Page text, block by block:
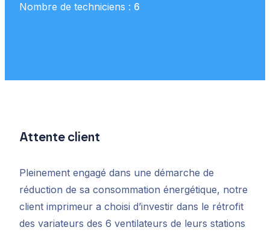
Nombre de techniciens : 6
Attente client
Pleinement engagé dans une démarche de
réduction de sa consommation énergétique, notre
client imprimeur a choisi d’investir dans le rétrofit
des variateurs des 6 ventilateurs de leurs stations